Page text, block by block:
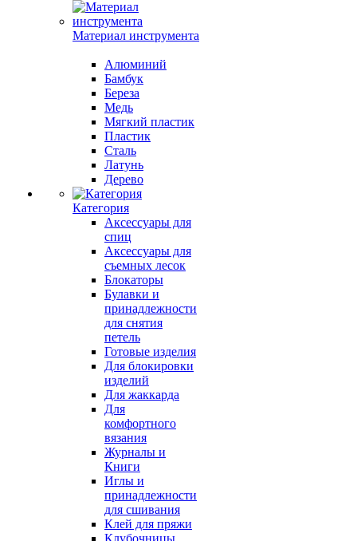
Материал инструмента
Алюминий
Бамбук
Береза
Медь
Мягкий пластик
Пластик
Сталь
Латунь
Дерево
Категория
Аксессуары для
спиц
Аксессуары для
съемных лесок
Блокаторы
Булавки и
принадлежности
для снятия
петель
Готовые изделия
Для блокировки
изделий
Для жаккарда
Для
комфортного
вязания
Журналы и
Книги
Иглы и
принадлежности
для сшивания
Клей для пряжи
Клубочницы